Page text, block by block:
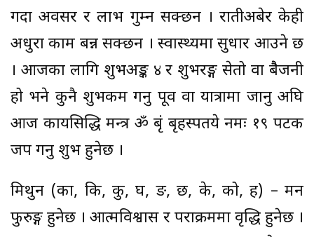
गर्दा अवसर र लाभ गुम्न सक्छन । रातीअबेर केही
अधुरा काम बन्न सक्छन । स्वास्थ्यमा सुधार आउने छ
। आजका लागि शुभअङ्क ४ र शुभरङ्ग सेतो वा बैैजनी
हो भने कुनै शुभकर्म गर्नु पूर्व वा यात्रामा जानु अघि
आज कार्यसिद्धि मन्त्र ॐ बृं बृहस्पतये नमः १९ पटक
जप गर्नु शुभ हुनेछ ।
मिथुन (का, कि, कु, घ, ङ, छ, के, को, ह) – मन
फुरुङ्ग हुनेछ । आत्मविश्वास र पराक्रममा वृद्धि हुनेछ ।